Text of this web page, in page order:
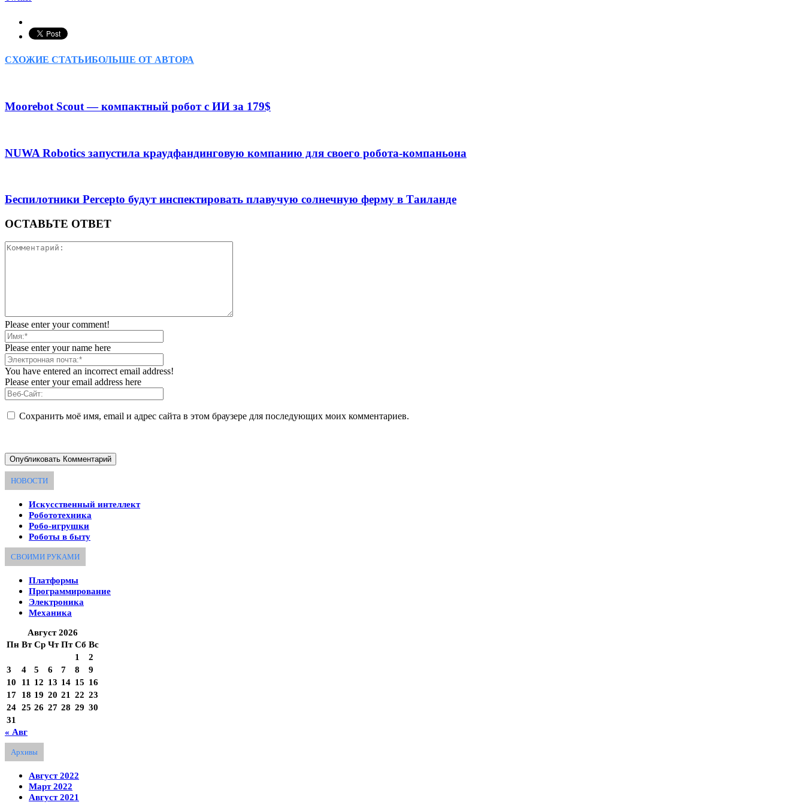
СХОЖИЕ СТАТЬИБОЛЬШЕ ОТ АВТОРА
Moorebot Scout — компактный робот с ИИ за 179$
NUWA Robotics запустила краудфандинговую компанию для своего робота-компаньона
Беспилотники Percepto будут инспектировать плавучую солнечную ферму в Таиланде
ОСТАВЬТЕ ОТВЕТ
Please enter your comment!
Please enter your name here
You have entered an incorrect email address!
Please enter your email address here
Сохранить моё имя, email и адрес сайта в этом браузере для последующих моих комментариев.
НОВОСТИ
Искусственный интеллект
Робототехника
Робо-игрушки
Роботы в быту
СВОИМИ РУКАМИ
Платформы
Программирование
Электроника
Механика
Август 2026
Пн Вт Ср Чт Пт Сб Вс
1
2
3
4 5 6 7 8
9
10
11 12 13 14 15 16
17
18 19 20 21 22 23
24 25 26 27 28 29 30
31
« Авг
Архивы
Август 2022
Март 2022
Август 2021